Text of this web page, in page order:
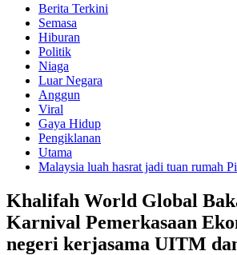
Berita Terkini
Semasa
Hiburan
Politik
Niaga
Luar Negara
Anggun
Viral
Gaya Hidup
Pengiklanan
Utama
Malaysia luah hasrat jadi tuan rumah
Khalifah World Global
Karnival Pemerkasaan
negeri kerjasama UITM